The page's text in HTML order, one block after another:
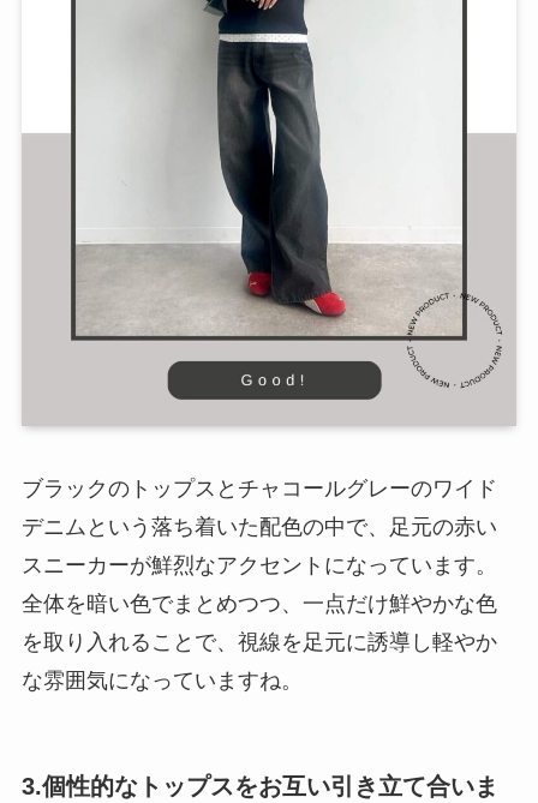
ブラックのトップスとチャコールグレーのワイド
デニムという落ち着いた配色の中で、足元の赤い
スニーカーが鮮烈なアクセントになっています。
全体を暗い色でまとめつつ、一点だけ鮮やかな色
を取り入れることで、視線を足元に誘導し軽やか
な雰囲気になっていますね。
3.個性的なトップスをお互い引き立て合いま